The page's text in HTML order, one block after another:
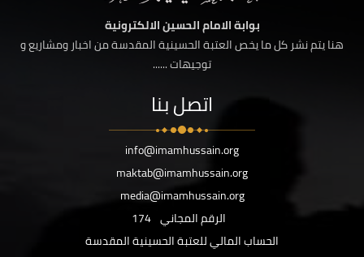
بوابة الامام الحسين الالكترونية
هنا يتم نشر كل ما يخص العتبة الحسينية المقدسة من اخبار ومشاريع و
توجيهات ......
اتصل بنا
info@imamhussain.org
maktab@imamhussain.org
media@imamhussain.org
الرقم المجاني 174
الحساب المالي للعتبة الحسينية المقدسة